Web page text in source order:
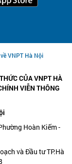
VNPT Hà Nội
CỦA VNPT HÀ
VIỄN THÔNG
Hoàn Kiếm -
và Đầu tư TP.Hà